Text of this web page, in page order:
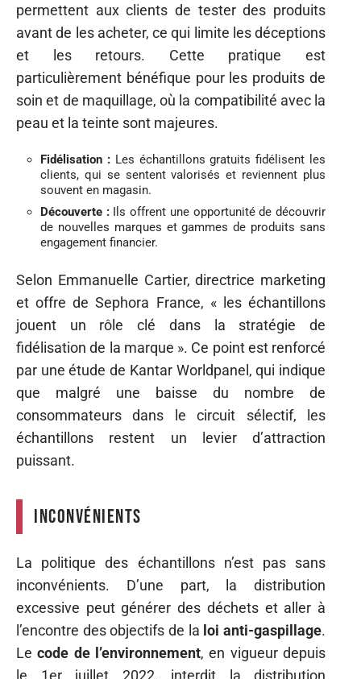
permettent aux clients de tester des produits
avant de les acheter, ce qui limite les déceptions
et les retours. Cette pratique est
particulièrement bénéfique pour les produits de
soin et de maquillage, où la compatibilité avec la
peau et la teinte sont majeures.
Fidélisation :Les échantillons gratuits fidélisent les
clients, qui se sentent valorisés et reviennent plus
souvent en magasin.
Découverte :Ils offrent une opportunité de découvrir
de nouvelles marques et gammes de produits sans
engagement financier.
Selon Emmanuelle Cartier, directrice marketing
et offre de Sephora France, « les échantillons
jouent un rôle clé dans la stratégie de
fidélisation de la marque ». Ce point est renforcé
par une étude de Kantar Worldpanel, qui indique
que malgré une baisse du nombre de
consommateurs dans le circuit sélectif, les
échantillons restent un levier d’attraction
puissant.
Inconvénients
La politique des échantillons n’est pas sans
inconvénients. D’une part, la distribution
excessive peut générer des déchets et aller à
l’encontre des objectifs de la loi anti-gaspillage.
Lecode de l’environnement, en vigueur depuis
le 1er juillet 2022, interdit la distribution